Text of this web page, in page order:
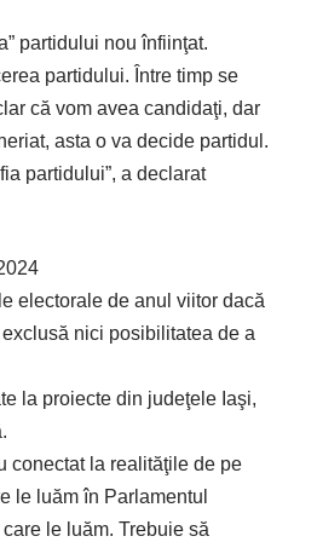
partidului nou înfiinţat.
partidului. Între timp se
că vom avea candidaţi, dar
asta o va decide partidul.
partidului”, a declarat
electorale de anul viitor dacă
nici posibilitatea de a
la proiecte din judeţele Iaşi,
conectat la realităţile de pe
le luăm în Parlamentul
le luăm. Trebuie să